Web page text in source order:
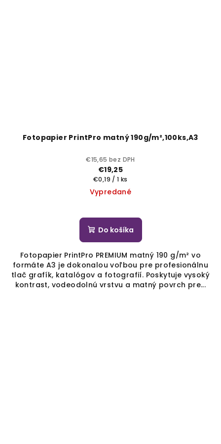
Fotopapier PrintPro matný 190g/m²,100ks,A3
€15,65 bez DPH
€19,25
Jednotková
cena:
€0,19 / 1 ks
Vypredané
Do košíka
Fotopapier PrintPro PREMIUM matný 190 g/m² vo
formáte A3 je dokonalou voľbou pre profesionálnu
tlač grafík, katalógov a fotografií. Poskytuje vysoký
kontrast, vodeodolnú vrstvu a matný povrch pre...